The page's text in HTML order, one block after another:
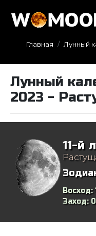
Главная Лунный
Лунный
2023 -
11-й
Восход:
Заход: